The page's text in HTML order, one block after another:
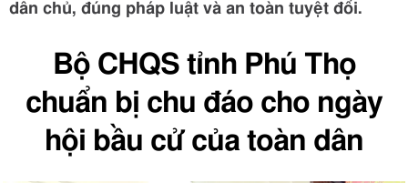
dân chủ, đúng pháp luật và an toàn tuyệt đối.
Bộ CHQS tỉnh Phú Thọ
chuẩn bị chu đáo cho ngày
hội bầu cử của toàn dân